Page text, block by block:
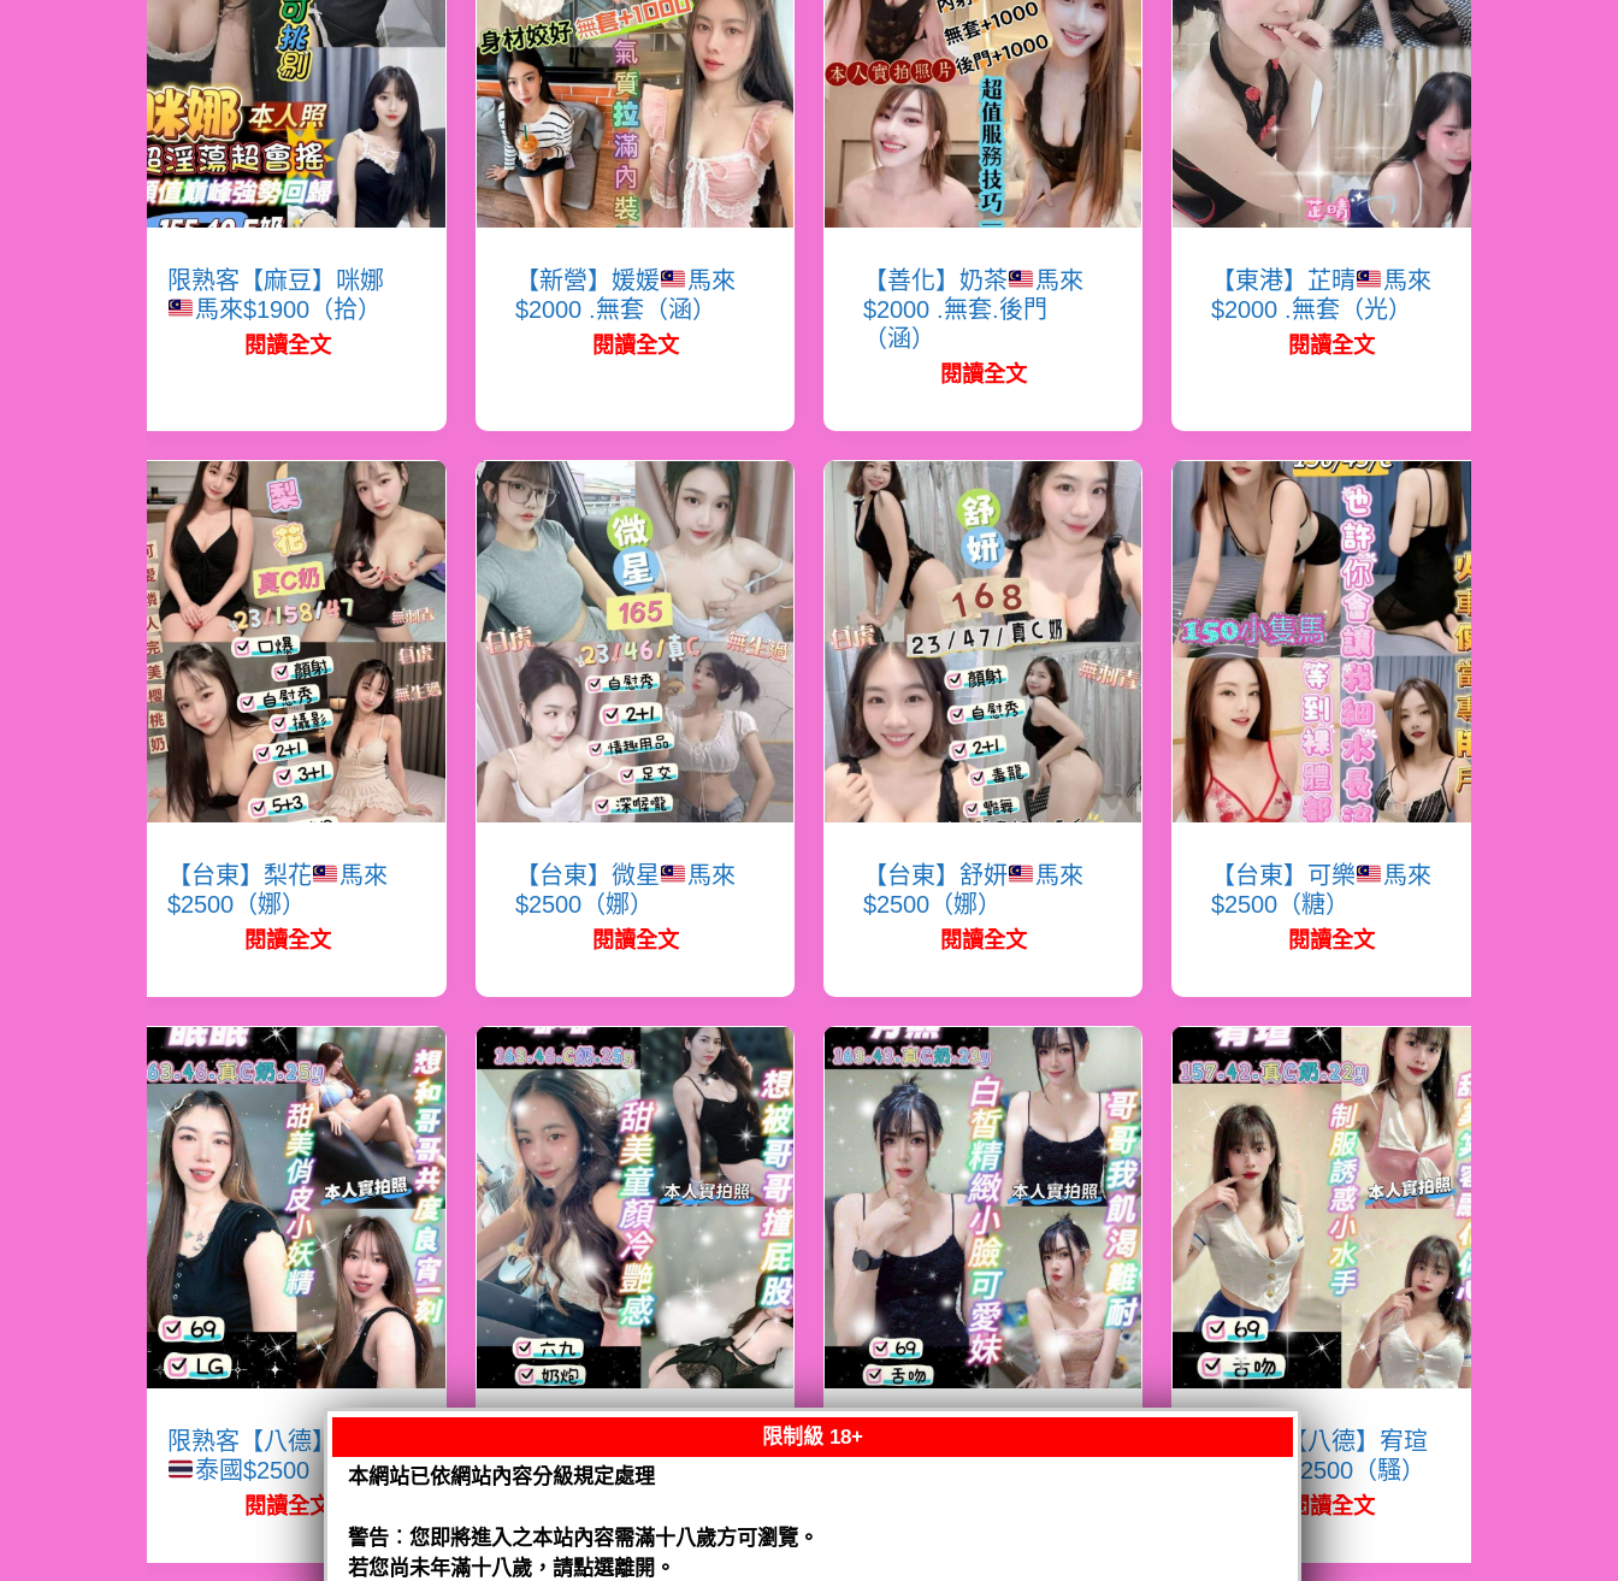
限熟客【麻豆】咪娜
馬來$1900（拾）
閱讀全文
【新營】媛媛
馬來
$2000 .無套（涵）
閱讀全文
【善化】奶茶
馬來
$2000 .無套.後門
（涵）
閱讀全文
【東港】芷晴
馬來
$2000 .無套（光）
閱讀全文
【台東】梨花
馬來
$2500（娜）
閱讀全文
【台東】微星
馬來
$2500（娜）
閱讀全文
【台東】舒妍
馬來
$2500（娜）
閱讀全文
【台東】可樂
馬來
$2500（糖）
閱讀全文
限熟客【八德】眠眠
泰國$2500（騷）
閱讀全文
泰國$2500（騷）
限熟客【八德】宥瑄
泰國$2500（騷）
閱讀全文
限制級 18+
本網站已依網站內容分級規定處理
警告︰您即將進入之本站內容需滿十八歲方可瀏覽。
若您尚未年滿十八歲，請點選離開。